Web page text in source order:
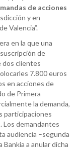
de acciones
y en
Valencia”.
en la que una
de
dos clientes
7.800 euros
en acciones de
de Primera
la demanda,
participaciones
Los demandantes
audiencia –segunda
a anular dicha